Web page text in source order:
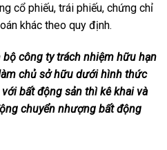
cổ phiếu, trái phiếu, chứng chỉ
khác theo quy định.
công ty trách nhiệm hữu hạn
chủ sở hữu dưới hình thức
bất động sản thì kê khai và
chuyển nhượng bất động